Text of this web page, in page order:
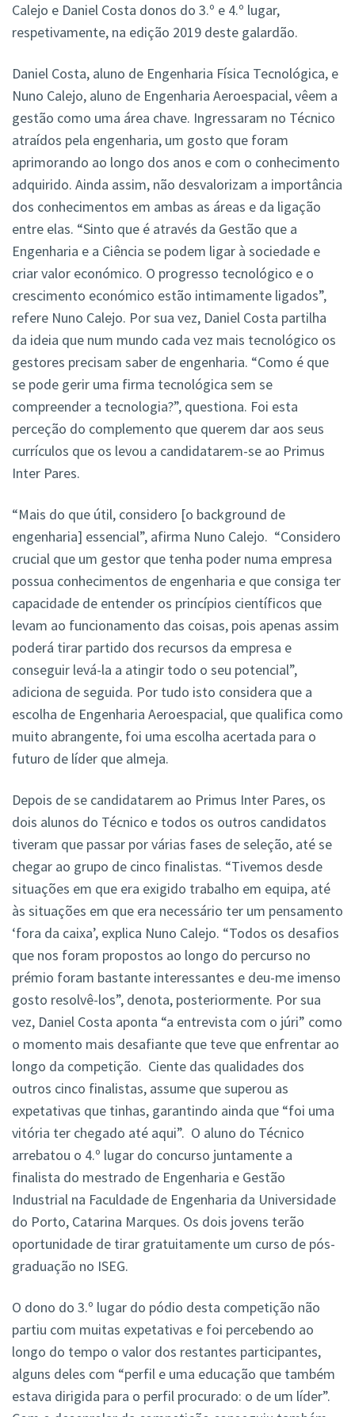
Calejo e Daniel Costa donos do 3.º e 4.º lugar,
respetivamente, na edição 2019 deste galardão.
Daniel Costa, aluno de Engenharia Física Tecnológica, e
Nuno Calejo, aluno de Engenharia Aeroespacial, vêem a
gestão como uma área chave. Ingressaram no Técnico
atraídos pela engenharia, um gosto que foram
aprimorando ao longo dos anos e com o conhecimento
adquirido. Ainda assim, não desvalorizam a importância
dos conhecimentos em ambas as áreas e da ligação
entre elas. “Sinto que é através da Gestão que a
Engenharia e a Ciência se podem ligar à sociedade e
criar valor económico. O progresso tecnológico e o
crescimento económico estão intimamente ligados”,
refere Nuno Calejo. Por sua vez, Daniel Costa partilha
da ideia que num mundo cada vez mais tecnológico os
gestores precisam saber de engenharia. “Como é que
se pode gerir uma firma tecnológica sem se
compreender a tecnologia?”, questiona. Foi esta
perceção do complemento que querem dar aos seus
currículos que os levou a candidatarem-se ao Primus
Inter Pares.
“Mais do que útil, considero [o background de
engenharia] essencial”, afirma Nuno Calejo. “Considero
crucial que um gestor que tenha poder numa empresa
possua conhecimentos de engenharia e que consiga ter
capacidade de entender os princípios científicos que
levam ao funcionamento das coisas, pois apenas assim
poderá tirar partido dos recursos da empresa e
conseguir levá-la a atingir todo o seu potencial”,
adiciona de seguida. Por tudo isto considera que a
escolha de Engenharia Aeroespacial, que qualifica como
muito abrangente, foi uma escolha acertada para o
futuro de líder que almeja.
Depois de se candidatarem ao Primus Inter Pares, os
dois alunos do Técnico e todos os outros candidatos
tiveram que passar por várias fases de seleção, até se
chegar ao grupo de cinco finalistas. “Tivemos desde
situações em que era exigido trabalho em equipa, até
às situações em que era necessário ter um pensamento
‘fora da caixa’, explica Nuno Calejo. “Todos os desafios
que nos foram propostos ao longo do percurso no
prémio foram bastante interessantes e deu-me imenso
gosto resolvê-los”, denota, posteriormente. Por sua
vez, Daniel Costa aponta “a entrevista com o júri” como
o momento mais desafiante que teve que enfrentar ao
longo da competição. Ciente das qualidades dos
outros cinco finalistas, assume que superou as
expetativas que tinhas, garantindo ainda que “foi uma
vitória ter chegado até aqui”. O aluno do Técnico
arrebatou o 4.º lugar do concurso juntamente a
finalista do mestrado de Engenharia e Gestão
Industrial na Faculdade de Engenharia da Universidade
do Porto, Catarina Marques. Os dois jovens terão
oportunidade de tirar gratuitamente um curso de pós-
graduação no ISEG.
O dono do 3.º lugar do pódio desta competição não
partiu com muitas expetativas e foi percebendo ao
longo do tempo o valor dos restantes participantes,
alguns deles com “perfil e uma educação que também
estava dirigida para o perfil procurado: o de um líder”.